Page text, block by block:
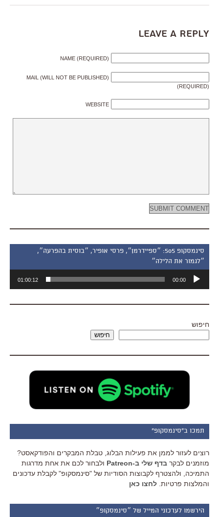
Leave a Reply
NAME (REQUIRED)
MAIL (WILL NOT BE PUBLISHED)
(REQUIRED)
WEBSITE
סינמסקופ 505: ״ספיידרמן״, פרסי אופיר, ״בוסית בהפרעה״,
״לגמור את הלילה״
אודיו
00:00
01:00:12
חיפוש
חיפוש
תמכו ב"סינמסקופ"
רוצים לעזור לממן את פעילות הבלוג, טבלת המבקרים והפודקאסט?
מוזמנים לבקר בדף שלי ב-Patreon
ולבחור לכם את אחת מדרגות
התמיכה, ולהצטרף לקבוצות הסודיות של "סינמסקופ" לקבלת עדכונים
והמלצות פרטיות. לחצו כאן
הירשמו לעדכוני המייל של ״סינמסקופ״